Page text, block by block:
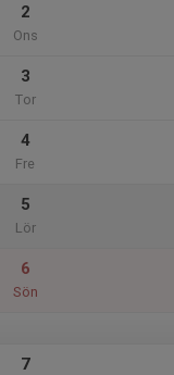
2
Ons
3
Tor
4
Fre
5
Lör
6
Sön
7